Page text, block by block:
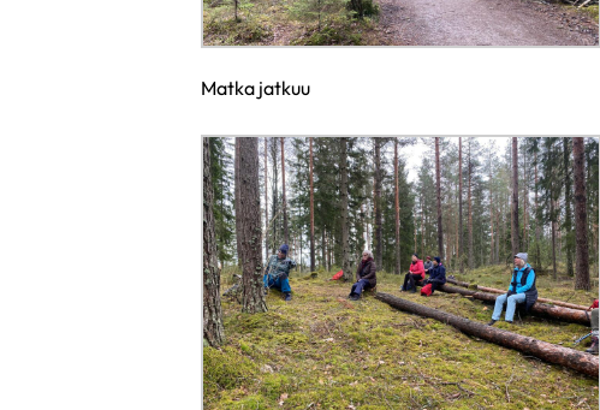
Matka jatkuu